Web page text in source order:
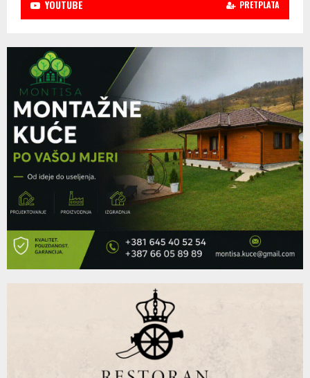
YOUTUBE PRETPLATA